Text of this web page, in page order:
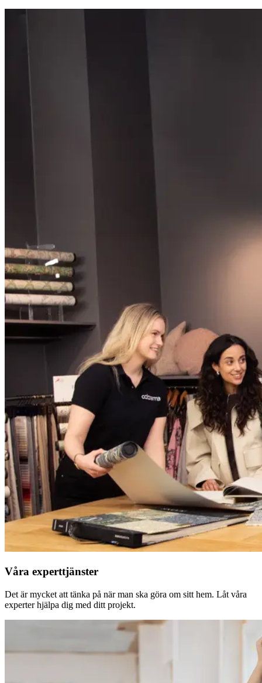
Våra experttjänster
Det är mycket att tänka på när man ska göra om sitt hem. Låt våra
experter hjälpa dig med ditt projekt.